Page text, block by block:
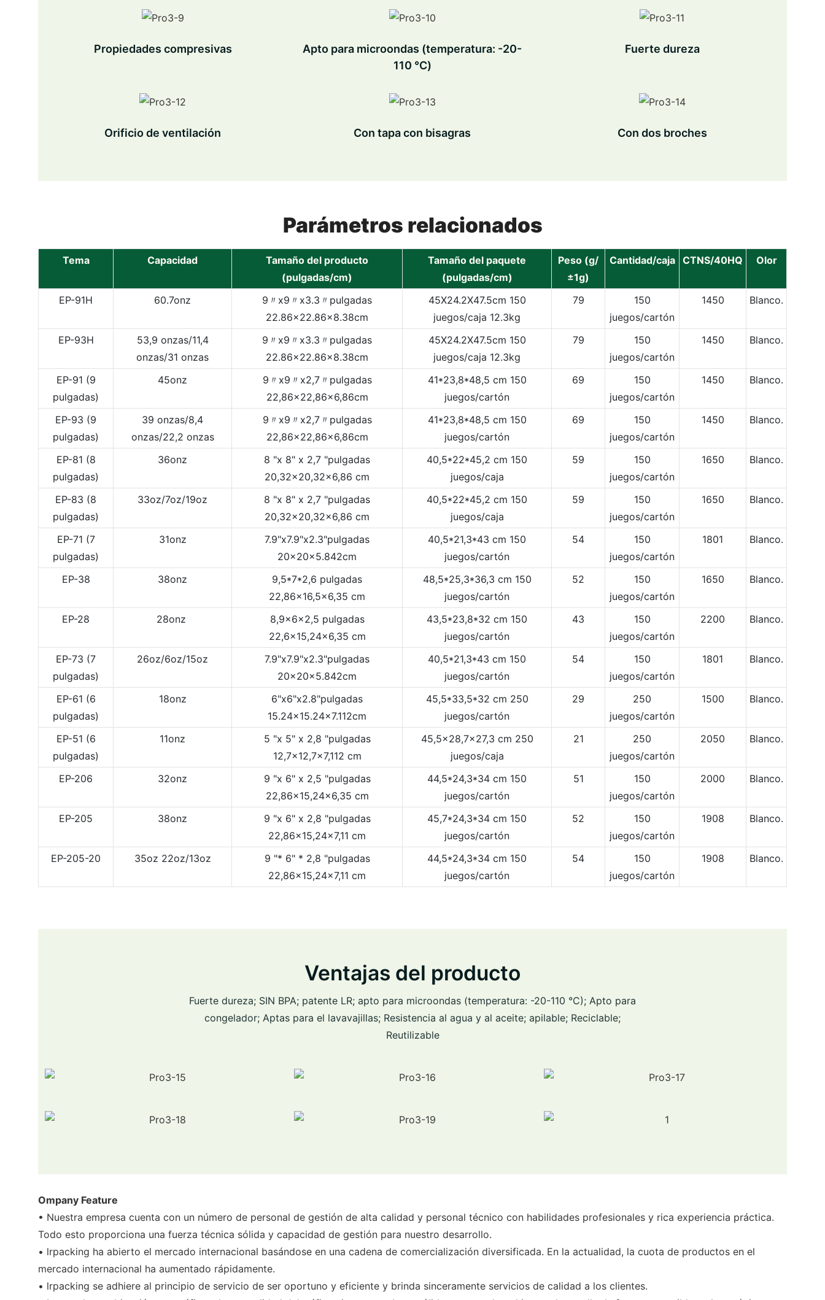
Propiedades compresivas
Apto para microondas (temperatura: -20-
110 ℃)
Fuerte dureza
Orificio de ventilación Con tapa con bisagras Con dos broches
Parámetros relacionados
Tema Capacidad
Tamaño del producto
(pulgadas/cm)
Tamaño del paquete
(pulgadas/cm)
Peso (g/
±1g)
Cantidad/caja CTNS/40HQ Olor
EP-91H 60.7onz
9〃x9〃x3.3〃pulgadas
22.86x22.86x8.38cm
45X24.2X47.5cm 150
juegos/caja 12.3kg
79
150
juegos/cartón
1450 Blanco.
EP-93H
53,9 onzas/11,4
onzas/31 onzas
9〃x9〃x3.3〃pulgadas
22.86x22.86x8.38cm
45X24.2X47.5cm 150
juegos/caja 12.3kg
79
150
juegos/cartón
1450 Blanco.
EP-91 (9
pulgadas)
45onz
9〃x9〃x2,7〃pulgadas
22,86x22,86x6,86cm
41*23,8*48,5 cm 150
juegos/cartón
69
150
juegos/cartón
1450 Blanco.
EP-93 (9
pulgadas)
39 onzas/8,4
onzas/22,2 onzas
9〃x9〃x2,7〃pulgadas
22,86x22,86x6,86cm
41*23,8*48,5 cm 150
juegos/cartón
69
150
juegos/cartón
1450 Blanco.
EP-81 (8
pulgadas)
36onz
8 "x 8" x 2,7 "pulgadas
20,32x20,32x6,86 cm
40,5*22*45,2 cm 150
juegos/caja
59
150
juegos/cartón
1650 Blanco.
EP-83 (8
pulgadas)
33oz/7oz/19oz
8 "x 8" x 2,7 "pulgadas
20,32x20,32x6,86 cm
40,5*22*45,2 cm 150
juegos/caja
59
150
juegos/cartón
1650 Blanco.
EP-71 (7
pulgadas)
31onz
7.9"x7.9"x2.3"pulgadas
20x20x5.842cm
40,5*21,3*43 cm 150
juegos/cartón
54
150
juegos/cartón
1801 Blanco.
EP-38 38onz
9,5*7*2,6 pulgadas
22,86x16,5x6,35 cm
48,5*25,3*36,3 cm 150
juegos/cartón
52
150
juegos/cartón
1650 Blanco.
EP-28 28onz
8,9x6x2,5 pulgadas
22,6x15,24x6,35 cm
43,5*23,8*32 cm 150
juegos/cartón
43
150
juegos/cartón
2200 Blanco.
EP-73 (7
pulgadas)
26oz/6oz/15oz
7.9"x7.9"x2.3"pulgadas
20x20x5.842cm
40,5*21,3*43 cm 150
juegos/cartón
54
150
juegos/cartón
1801 Blanco.
EP-61 (6
pulgadas)
18onz
6"x6"x2.8"pulgadas
15.24x15.24x7.112cm
45,5*33,5*32 cm 250
juegos/cartón
29
250
juegos/cartón
1500 Blanco.
EP-51 (6
pulgadas)
11onz
5 "x 5" x 2,8 "pulgadas
12,7x12,7x7,112 cm
45,5x28,7x27,3 cm 250
juegos/caja
21
250
juegos/cartón
2050 Blanco.
EP-206 32onz
9 "x 6" x 2,5 "pulgadas
22,86x15,24x6,35 cm
44,5*24,3*34 cm 150
juegos/cartón
51
150
juegos/cartón
2000 Blanco.
EP-205 38onz
9 "x 6" x 2,8 "pulgadas
22,86x15,24x7,11 cm
45,7*24,3*34 cm 150
juegos/cartón
52
150
juegos/cartón
1908 Blanco.
EP-205-20 35oz 22oz/13oz
9 "* 6" * 2,8 "pulgadas
22,86x15,24x7,11 cm
44,5*24,3*34 cm 150
juegos/cartón
54
150
juegos/cartón
1908 Blanco.
Ventajas del producto
Fuerte dureza; SIN BPA; patente LR; apto para microondas (temperatura: -20-110 °C); Apto para
congelador; Aptas para el lavavajillas; Resistencia al agua y al aceite; apilable; Reciclable;
Reutilizable
Ompany Feature
• Nuestra empresa cuenta con un número de personal de gestión de alta calidad y personal técnico con habilidades profesionales y rica experiencia práctica.
Todo esto proporciona una fuerza técnica sólida y capacidad de gestión para nuestro desarrollo.
• lrpacking ha abierto el mercado internacional basándose en una cadena de comercialización diversificada. En la actualidad, la cuota de productos en el
mercado internacional ha aumentado rápidamente.
• lrpacking se adhiere al principio de servicio de ser oportuno y eficiente y brinda sinceramente servicios de calidad a los clientes.